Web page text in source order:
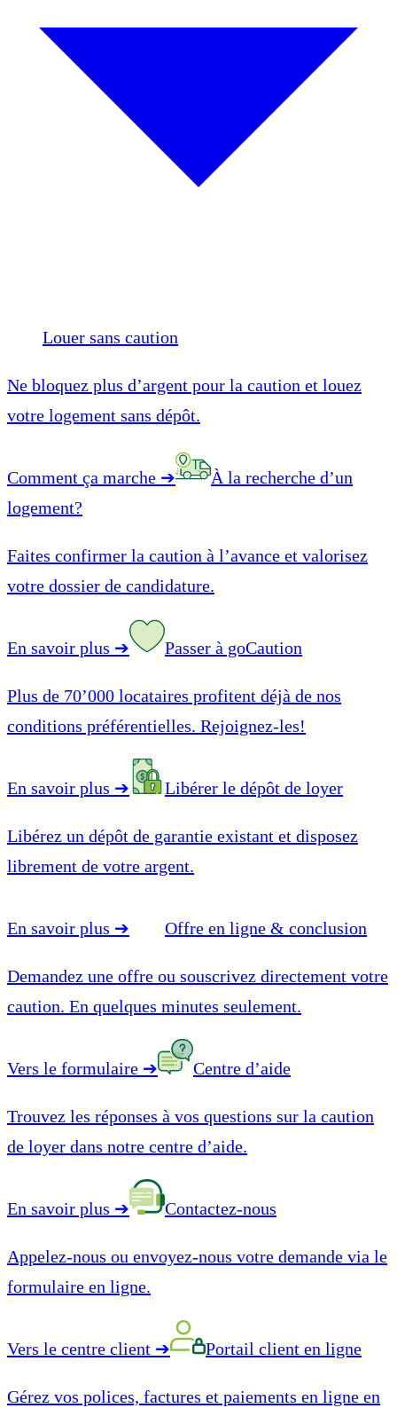
Louer sans caution
Ne bloquez plus d’argent pour la caution et louez
votre logement sans dépôt.
Comment ça marche ➔
À la recherche d’un
logement?
Faites confirmer la caution à l’avance et valorisez
votre dossier de candidature.
En savoir plus ➔ Passer à goCaution
Plus de 70’000 locataires profitent déjà de nos
conditions préférentielles. Rejoignez-les!
En savoir plus ➔ Libérer le dépôt de loyer
Libérez un dépôt de garantie existant et disposez
librement de votre argent.
En savoir plus ➔ Offre en ligne & conclusion
Demandez une offre ou souscrivez directement votre
caution. En quelques minutes seulement.
Vers le formulaire ➔ Centre d’aide
Trouvez les réponses à vos questions sur la caution
de loyer dans notre centre d’aide.
En savoir plus ➔ Contactez-nous
Appelez-nous ou envoyez-nous votre demande via le
formulaire en ligne.
Vers le centre client ➔ Portail client en ligne
Gérez vos polices, factures et paiements en ligne en